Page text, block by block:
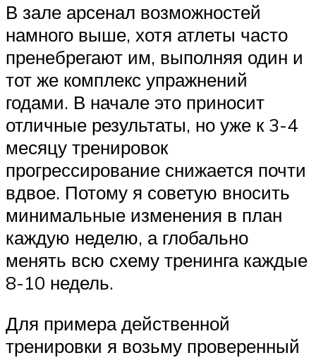
В зале арсенал возможностей
намного выше, хотя атлеты часто
пренебрегают им, выполняя один и
тот же комплекс упражнений
годами. В начале это приносит
отличные результаты, но уже к 3-4
месяцу тренировок
прогрессирование снижается почти
вдвое. Потому я советую вносить
минимальные изменения в план
каждую неделю, а глобально
менять всю схему тренинга каждые
8-10 недель.
Для примера действенной
тренировки я возьму проверенный